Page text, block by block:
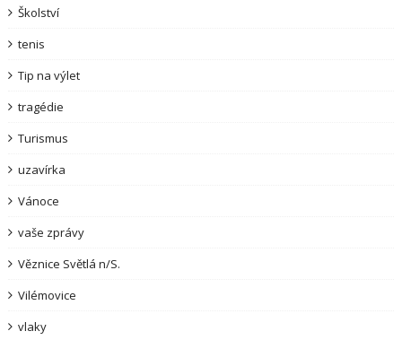
Školství
tenis
Tip na výlet
tragédie
Turismus
uzavírka
Vánoce
vaše zprávy
Věznice Světlá n/S.
Vilémovice
vlaky